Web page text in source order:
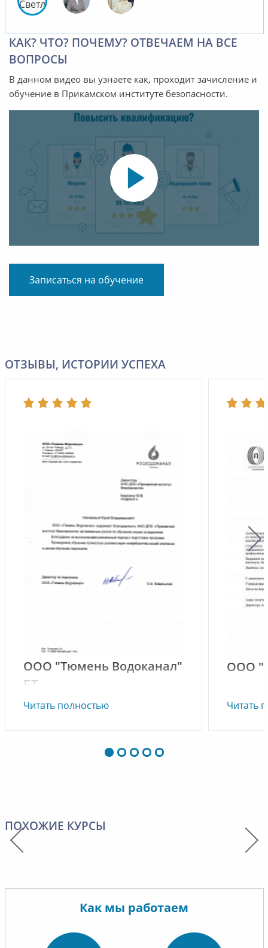
КАК? ЧТО? ПОЧЕМУ? ОТВЕЧАЕМ НА ВСЕ
ВОПРОСЫ
В данном видео вы узнаете как, проходит зачисление и
обучение в Прикамском институте безопасности.
Записаться на обучение
ОТЗЫВЫ, ИСТОРИИ УСПЕХА
ООО "Тюмень Водоканал"
БТ
Читать полностью
ООО
Читать
ПОХОЖИЕ КУРСЫ
Как мы работаем